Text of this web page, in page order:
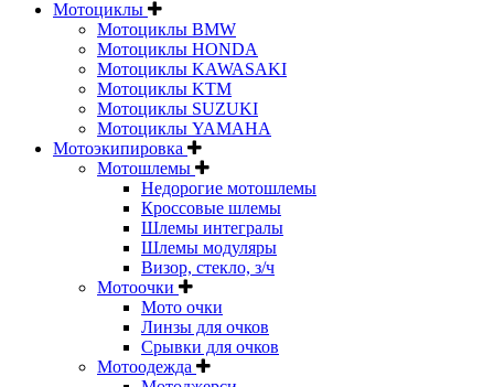
Мотоциклы
Мотоциклы BMW
Мотоциклы HONDA
Мотоциклы KAWASAKI
Мотоциклы KTM
Мотоциклы SUZUKI
Мотоциклы YAMAHA
Мотоэкипировка
Мотошлемы
Недорогие мотошлемы
Кроссовые шлемы
Шлемы интегралы
Шлемы модуляры
Визор, стекло, з/ч
Мотоочки
Мото очки
Линзы для очков
Срывки для очков
Мотоодежда